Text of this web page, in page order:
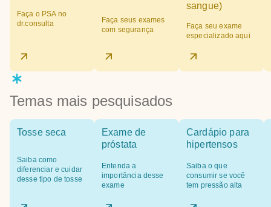
Faça o PSA no
dr.consulta
Faça seus exames
com segurança
sangue)
Faça seu exame
especializado aqui
Temas mais pesquisados
Tosse seca
Saiba como
diferenciar e cuidar
desse tipo de tosse
Exame de
próstata
Entenda a
importância desse
exame
Cardápio para
hipertensos
Saiba o que
consumir se você
tem pressão alta